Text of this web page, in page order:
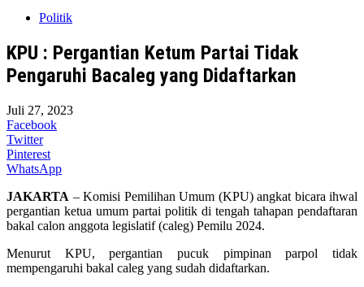
Politik
KPU : Pergantian Ketum Partai Tidak
Pengaruhi Bacaleg yang Didaftarkan
Juli 27, 2023
Facebook
Twitter
Pinterest
WhatsApp
JAKARTA – Komisi Pemilihan Umum (KPU) angkat bicara ihwal
pergantian ketua umum partai politik di tengah tahapan pendaftaran
bakal calon anggota legislatif (caleg) Pemilu 2024.
Menurut KPU, pergantian pucuk pimpinan parpol tidak
mempengaruhi bakal caleg yang sudah didaftarkan.